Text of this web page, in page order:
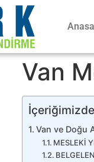
Van
Van ve Doğu
MESLEKİ